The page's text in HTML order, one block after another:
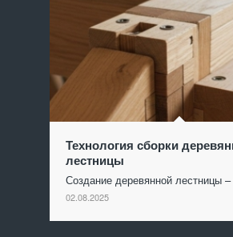
Технология сборки
лестницы
Создание деревянной лестницы
02.08.2025